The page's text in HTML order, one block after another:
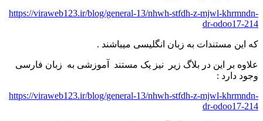
https://viraweb123.ir/blog/general-13/nhwh-stfdh-z-mjwl-
dr-
مستندات به زبان انگلیسی میباشند .
بر این در بلاگ زیر نیز یک مستند آموزشی به زبان فارسی
دارد :
https://viraweb123.ir/blog/general-13/nhwh-stfdh-z-mjwl-
dr-